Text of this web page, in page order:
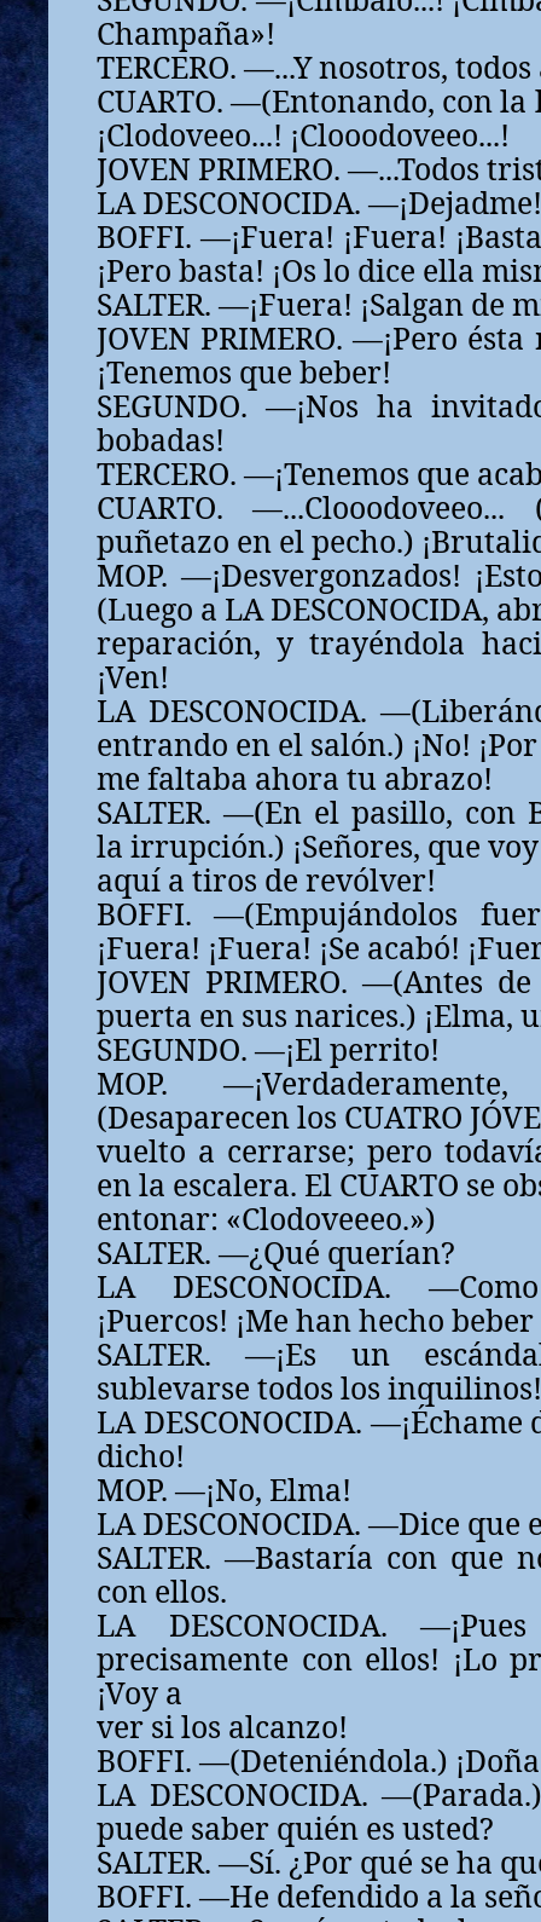
Champaña»!
TERCERO. —...Y nosotros,
CUARTO. —(Entonando, con la
¡Clodoveeo...! ¡Clooodoveeo...!
JOVEN PRIMERO. —...Todos
LA DESCONOCIDA.
BOFFI. —¡Fuera! ¡Fuera!
¡Pero basta! ¡Os lo dice ella
SALTER. —¡Fuera! ¡Salgan de
JOVEN PRIMERO. —¡Pero
¡Tenemos que beber!
SEGUNDO. —¡Nos ha
bobadas!
TERCERO. —¡Tenemos que
CUARTO.
puñetazo en el pecho.)
MOP. —¡Desvergonzados!
(Luego a LA DESCONOCIDA,
reparación, y trayéndola
¡Ven!
LA DESCONOCIDA.
entrando en el salón.) ¡No!
me faltaba ahora tu abrazo!
SALTER. —(En el pasillo, con
la irrupción.) ¡Señores, que
aquí a tiros de revólver!
BOFFI. —(Empujándolos
¡Fuera! ¡Fuera! ¡Se acabó!
JOVEN PRIMERO. —(Antes
puerta en sus narices.) ¡Elma,
SEGUNDO. —¡El perrito!
MOP.
(Desaparecen los CUATRO
vuelto a cerrarse; pero
en la escalera. El CUARTO se
entonar: «Clodoveeeo.»)
SALTER. —¿Qué querían?
LA DESCONOCIDA.
¡Puercos! ¡Me han hecho
SALTER. —¡Es un
sublevarse todos los inquilinos!
LA DESCONOCIDA.
dicho!
MOP. —¡No, Elma!
LA DESCONOCIDA. —Dice que
SALTER. —Bastaría con que
con ellos.
LA DESCONOCIDA.
precisamente con ellos! ¡Lo
¡Voy a
ver si los alcanzo!
BOFFI. —(Deteniéndola.)
LA DESCONOCIDA.
puede saber quién es usted?
SALTER. —Sí. ¿Por qué se ha
BOFFI. —He defendido a la